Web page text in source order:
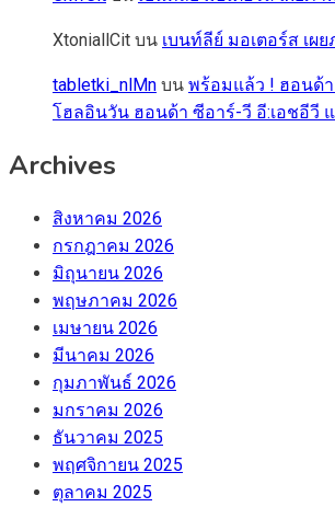
XtoniallCit บน เบนท์ลีย์ มอเตอร์ส เผ
tabletki_nlMn บน พร้อมแล้ว ! ฮอนด้า
โฮลอินวัน ฮอนด้า ซีอาร์-วี อี:เอชอีวี
Archives
สิงหาคม 2026
กรกฎาคม 2026
มิถุนายน 2026
พฤษภาคม 2026
เมษายน 2026
มีนาคม 2026
กุมภาพันธ์ 2026
มกราคม 2026
ธันวาคม 2025
พฤศจิกายน 2025
ตุลาคม 2025